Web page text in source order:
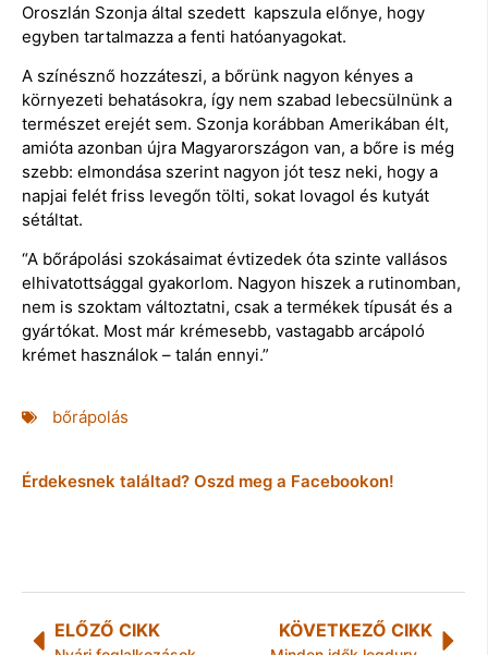
Oroszlán Szonja által szedett kapszula előnye, hogy
egyben tartalmazza a fenti hatóanyagokat.
A színésznő hozzáteszi, a bőrünk nagyon kényes a
környezeti behatásokra, így nem szabad lebecsülnünk a
természet erejét sem. Szonja korábban Amerikában élt,
amióta azonban újra Magyarországon van, a bőre is még
szebb: elmondása szerint nagyon jót tesz neki, hogy a
napjai felét friss levegőn tölti, sokat lovagol és kutyát
sétáltat.
“A bőrápolási szokásaimat évtizedek óta szinte vallásos
elhivatottsággal gyakorlom. Nagyon hiszek a rutinomban,
nem is szoktam változtatni, csak a termékek típusát és a
gyártókat. Most már krémesebb, vastagabb arcápoló
krémet használok – talán ennyi.”
bőrápolás
Érdekesnek találtad? Oszd meg a Facebookon!
ELŐZŐ CIKK KÖVETKEZŐ CIKK